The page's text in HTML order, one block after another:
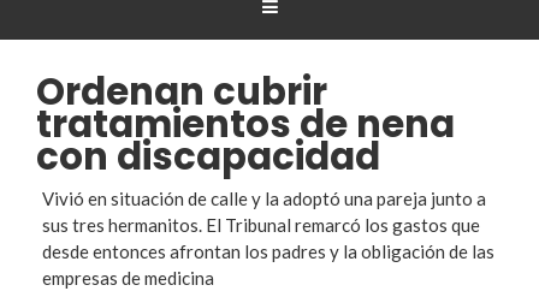
Ordenan cubrir
tratamientos de nena
con discapacidad
Vivió en situación de calle y la adoptó una pareja junto a
sus tres hermanitos. El Tribunal remarcó los gastos que
desde entonces afrontan los padres y la obligación de las
empresas de medicina